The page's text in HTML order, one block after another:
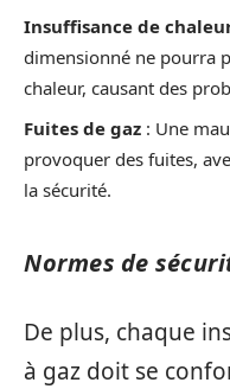
Insuffisance de
dimensionné ne pourra
chaleur, causant des
Fuites de gaz : Une
provoquer des fuites,
la sécurité.
Normes de
De plus, chaque
à gaz doit se